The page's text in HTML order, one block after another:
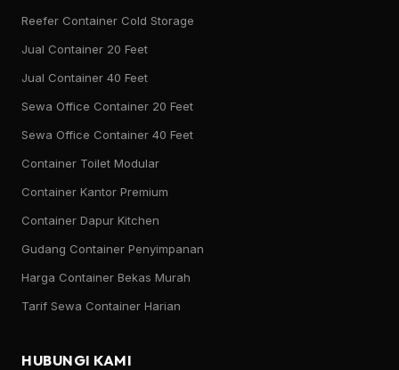
Reefer Container Cold Storage
Jual Container 20 Feet
Jual Container 40 Feet
Sewa Office Container 20 Feet
Sewa Office Container 40 Feet
Container Toilet Modular
Container Kantor Premium
Container Dapur Kitchen
Gudang Container Penyimpanan
Harga Container Bekas Murah
Tarif Sewa Container Harian
HUBUNGI KAMI